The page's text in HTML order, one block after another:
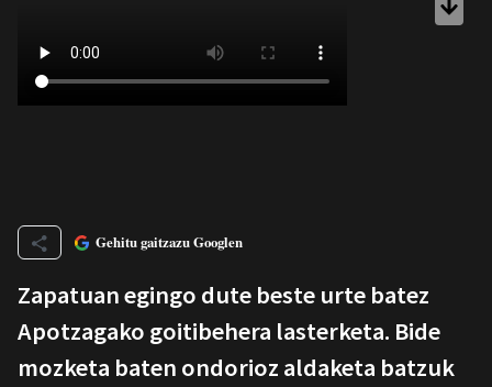
Gehitu gaitzazu Googlen
Zapatuan egingo dute beste urte batez
Apotzagako goitibehera lasterketa. Bide
mozketa baten ondorioz aldaketa batzuk